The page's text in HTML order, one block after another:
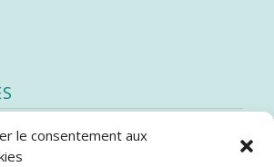
le consentement aux